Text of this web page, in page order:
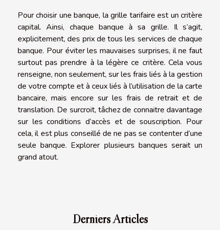
Pour choisir une banque, la grille tarifaire est un critère
capital. Ainsi, chaque banque à sa grille. Il s’agit,
explicitement, des prix de tous les services de chaque
banque. Pour éviter les mauvaises surprises, il ne faut
surtout pas prendre à la légère ce critère. Cela vous
renseigne, non seulement, sur les frais liés à la gestion
de votre compte et à ceux liés à l’utilisation de la carte
bancaire, mais encore sur les frais de retrait et de
translation. De surcroit, tâchez de connaitre davantage
sur les conditions d’accès et de souscription. Pour
cela, il est plus conseillé de ne pas se contenter d’une
seule banque. Explorer plusieurs banques serait un
grand atout.
Derniers Articles